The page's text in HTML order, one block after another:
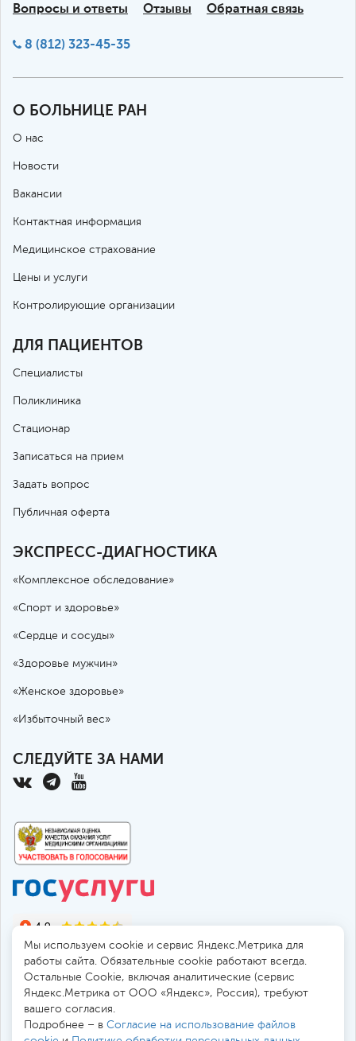
Вопросы и ответы
Отзывы Обратная связь
8 (812) 323-45-35
О БОЛЬНИЦЕ РАН
О нас
Новости
Вакансии
Контактная информация
Медицинское страхование
Цены и услуги
Контролирующие организации
ДЛЯ ПАЦИЕНТОВ
Специалисты
Поликлиника
Стационар
Записаться на прием
Задать вопрос
Публичная оферта
ЭКСПРЕСС-ДИАГНОСТИКА
«Комплексное обследование»
«Спорт и здоровье»
«Сердце и сосуды»
«Здоровье мужчин»
«Женское здоровье»
«Избыточный вес»
СЛЕДУЙТЕ ЗА НАМИ
194017, Россия, Санкт-Петербург, пр. Тореза 72
Мы используем cookie и сервис Яндекс.Метрика для
работы сайта. Обязательные cookie работают всегда.
Остальные Сookie, включая аналитические (сервис
Яндекс.Метрика от ООО «Яндекс», Россия), требуют
вашего согласия.
Подробнее – в Согласие на использование файлов